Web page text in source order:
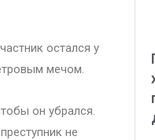
остался у
мечом.
он убрался.
не